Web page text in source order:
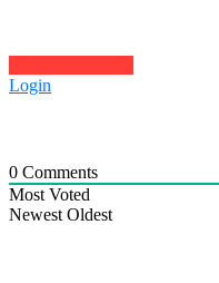
Login
0 Comments
Most Voted
Newest Oldest